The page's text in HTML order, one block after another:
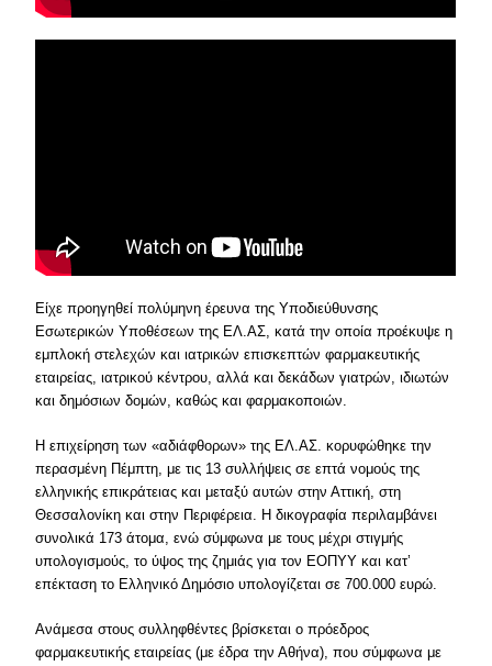
Είχε προηγηθεί πολύμηνη έρευνα της Υποδιεύθυνσης
Εσωτερικών Υποθέσεων της ΕΛ.ΑΣ, κατά την οποία προέκυψε η
εμπλοκή στελεχών και ιατρικών επισκεπτών φαρμακευτικής
εταιρείας, ιατρικού κέντρου, αλλά και δεκάδων γιατρών, ιδιωτών
και δημόσιων δομών, καθώς και φαρμακοποιών.
Η επιχείρηση των «αδιάφθορων» της ΕΛ.ΑΣ. κορυφώθηκε την
περασμένη Πέμπτη, με τις 13 συλλήψεις σε επτά νομούς της
ελληνικής επικράτειας και μεταξύ αυτών στην Αττική, στη
Θεσσαλονίκη και στην Περιφέρεια. Η δικογραφία περιλαμβάνει
συνολικά 173 άτομα, ενώ σύμφωνα με τους μέχρι στιγμής
υπολογισμούς, το ύψος της ζημιάς για τον ΕΟΠΥΥ και κατ’
επέκταση το Ελληνικό Δημόσιο υπολογίζεται σε 700.000 ευρώ.
Ανάμεσα στους συλληφθέντες βρίσκεται ο πρόεδρος
φαρμακευτικής εταιρείας (με έδρα την Αθήνα), που σύμφωνα με